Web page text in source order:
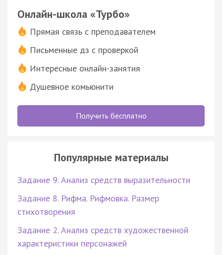
Онлайн-школа «Турбо»
Прямая связь с преподавателем
Письменные дз с проверкой
Интересные онлайн-занятия
Душевное комьюнити
Получить бесплатно
Популярные материалы
Задание 9. Анализ средств выразительности
Задание 8. Рифма. Рифмовка. Размер
стихотворения
Задание 2. Анализ средств художественной
характеристики персонажей